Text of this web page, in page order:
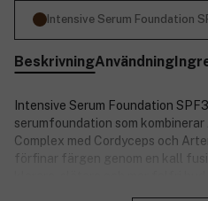
Intensive Serum Foundation
BeskrivningAnvändning
Intensive Serum Foundation
serumfoundation som
Complex med Cordyceps och
förfinar färgen genom en kall